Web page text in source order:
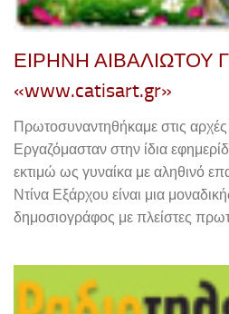
ΕΙΡΗΝΗ ΑΙΒΑΛΙΩΤΟΥ
«www.catisart.gr»
Πρωτοσυναντηθήκαμε στις αρχές
Εργαζόμασταν στην ίδια
εκτιμώ ως γυναίκα με αληθινό
Ντίνα Εξάρχου είναι μια
δημοσιογράφος με πλείστες